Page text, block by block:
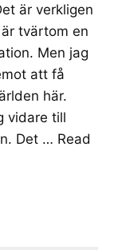
är verkligen
tvärtom en
Men jag
att få
här.
vidare till
Det … Read